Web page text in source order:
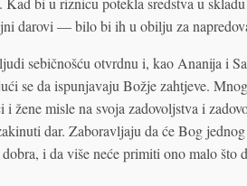
darovi — bilo bi ih u obilju za
sebičnošću otvrdnu i, kao Ananija i
se da ispunjavaju Božje zahtjeve.
i žene misle na svoja zadovoljstva i
dar. Zaboravljaju da će Bog
i da više neće primiti ono malo